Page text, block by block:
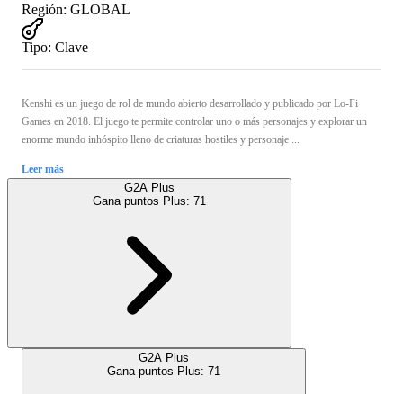
Región: GLOBAL
Tipo: Clave
Kenshi es un juego de rol de mundo abierto desarrollado y publicado por Lo-Fi
Games en 2018. El juego te permite controlar uno o más personajes y explorar un
enorme mundo inhóspito lleno de criaturas hostiles y personaje ...
Leer más
G2A Plus
Gana puntos Plus: 71
G2A Plus
Gana puntos Plus: 71